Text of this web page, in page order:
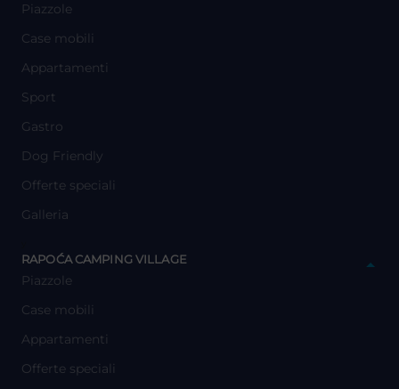
Piazzole
Case mobili
Appartamenti
Sport
Gastro
Dog Friendly
Offerte speciali
Galleria
RAPOĆA CAMPING VILLAGE
Piazzole
Case mobili
Appartamenti
Offerte speciali